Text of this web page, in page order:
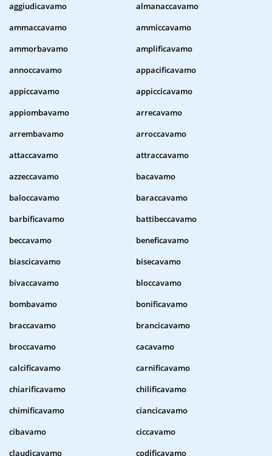
aggiudicavamo
almanaccavamo
ammaccavamo
ammiccavamo
ammorbavamo
amplificavamo
annoccavamo
appacificavamo
appiccavamo
appiccicavamo
appiombavamo
arrecavamo
arrembavamo
arroccavamo
attaccavamo
attraccavamo
azzeccavamo
bacavamo
baloccavamo
baraccavamo
barbificavamo
battibeccavamo
beccavamo
beneficavamo
biascicavamo
bisecavamo
bivaccavamo
bloccavamo
bombavamo
bonificavamo
braccavamo
brancicavamo
broccavamo
cacavamo
calcificavamo
carnificavamo
chiarificavamo
chilificavamo
chimificavamo
ciancicavamo
cibavamo
ciccavamo
claudicavamo
codificavamo